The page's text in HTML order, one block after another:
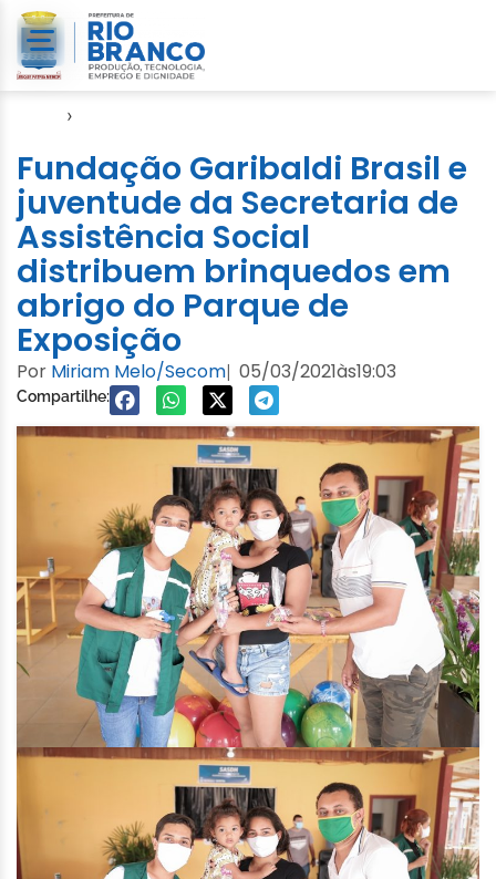
›
Fundação Garibaldi Brasil e
juventude da Secretaria de
Assistência Social
distribuem brinquedos em
abrigo do Parque de
Exposição
Por Miriam Melo/Secom| 05/03/2021às19:03
Compartilhe: